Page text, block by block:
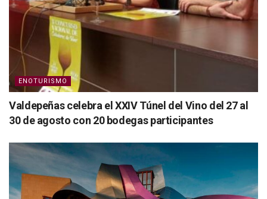
ENOTURISMO
Valdepeñas celebra el XXIV Túnel del Vino del 27 al
30 de agosto con 20 bodegas participantes